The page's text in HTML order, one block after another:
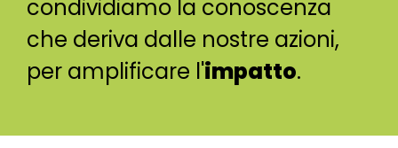
condividiamo la conoscenza
che deriva dalle nostre azioni,
per amplificare l'impatto.